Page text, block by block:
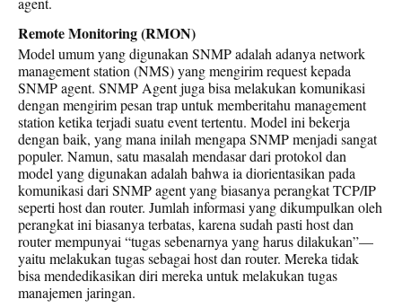
Remote Monitoring (RMON)
Model umum yang digunakan SNMP adalah adanya network
management station (NMS) yang mengirim request kepada
SNMP agent. SNMP Agent juga bisa melakukan komunikasi
dengan mengirim pesan trap untuk memberitahu management
station ketika terjadi suatu event tertentu. Model ini bekerja
dengan baik, yang mana inilah mengapa SNMP menjadi sangat
populer. Namun, satu masalah mendasar dari protokol dan
model yang digunakan adalah bahwa ia diorientasikan pada
komunikasi dari SNMP agent yang biasanya perangkat TCP/IP
seperti host dan router. Jumlah informasi yang dikumpulkan oleh
perangkat ini biasanya terbatas, karena sudah pasti host dan
router mempunyai “tugas sebenarnya yang harus dilakukan”—
yaitu melakukan tugas sebagai host dan router. Mereka tidak
bisa mendedikasikan diri mereka untuk melakukan tugas
manajemen jaringan.